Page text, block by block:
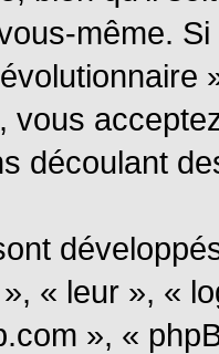
même.
vous
découlant
« leur », «
», «